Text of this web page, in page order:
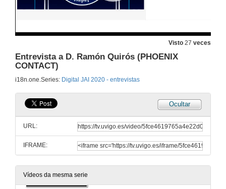
Visto 27 veces
Entrevista a D. Ramón Quirós (PHOENIX
CONTACT)
i18n.one.Series: Digital JAI 2020 - entrevistas
Ocultar
URL:
IFRAME:
Vídeos da mesma serie
12 de nov. de 2020
Entrevista a D. Jorge Sánchez (SAS) e D. Adriel Regueira (TECDESOFT)
12 de nov. de 2020
Entrevista a D. Bruno Scalco (WEG)